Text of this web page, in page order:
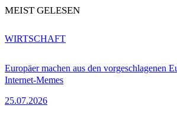
MEIST GELESEN
Europäer machen aus den vorgeschlagenen
Internet-Memes
25.07.2026
WIRTSCHAFT